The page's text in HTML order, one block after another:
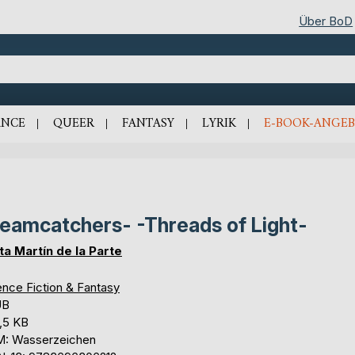
Über BoD
QUEER FANTASY LYRIK E-BOOK-
-Threads of Light-
Martín de la Parte
Fiction & Fantasy
KB
Wasserzeichen